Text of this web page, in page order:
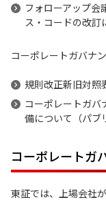
フォローアップ会
ス・コードの改訂
コーポレートガバナ
規則改正新旧対照
コーポレートガバ
備について（パブ
コーポレートガ
東証では、上場会社